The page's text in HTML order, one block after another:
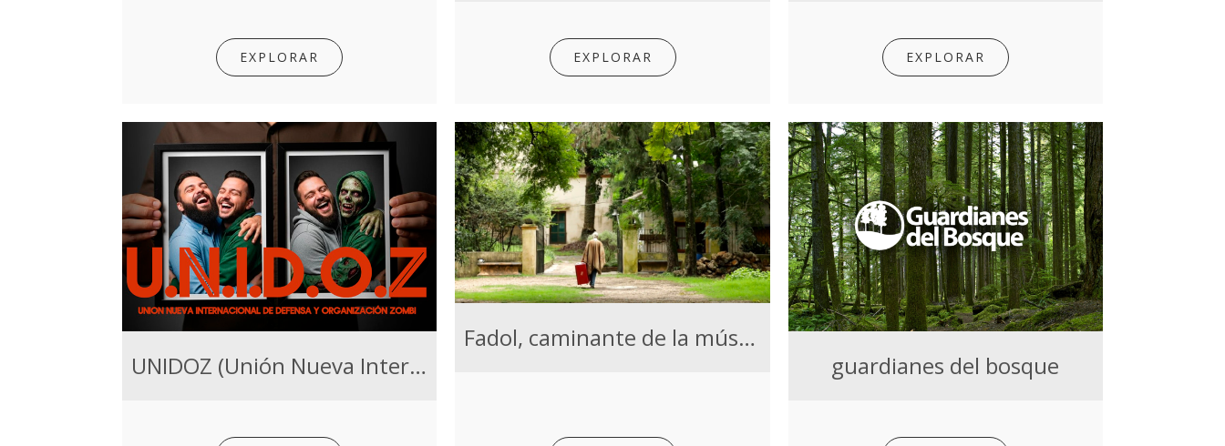
EXPLORAR EXPLORAR EXPLORAR
UNIDOZ (Unión Nueva Internacional de Derechos y Orientación Zombi)
Fadol, caminante de la música
guardianes del bosque